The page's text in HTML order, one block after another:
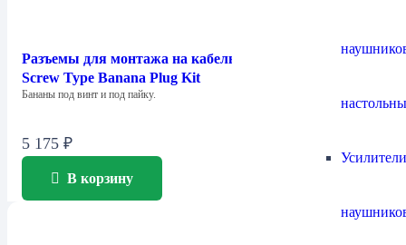
Разъемы для монтажа на кабель Chord Company 4mm
Screw Type Banana Plug Kit
Бананы под винт и под пайку.
5 175 ₽
В корзину